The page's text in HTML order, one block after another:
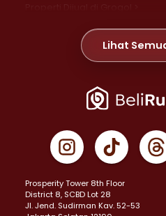
Properti Dijual di Meruya >
Properti Dijual di Jelambar >
Properti Dijual di Jakarta
Properti Dijual di Gambir >
Properti Dijual di Johar Baru >
Properti Dijual di Menteng >
Properti Dijual di Senen >
Lihat
Prosperity Tower 8th Floor
District 8, SCBD Lot 28
JI. Jend. Sudirman Kav. 52-53